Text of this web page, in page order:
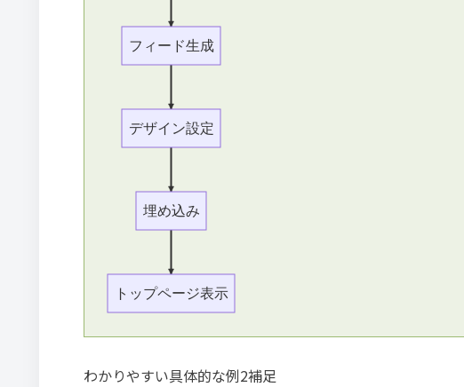
フィード生成
デザイン設定
埋め込み
トップページ表示
わかりやすい具体的な例2補足